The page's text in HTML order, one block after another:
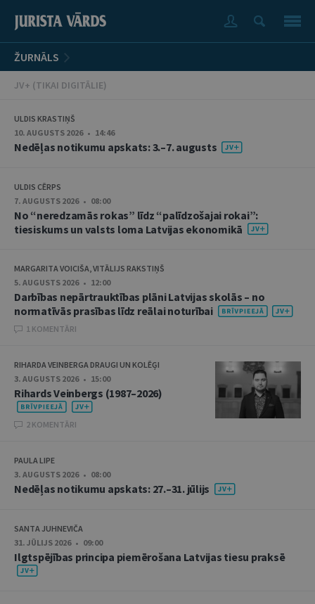
ŽURNĀLS
JV+ (TIKAI DIGITĀLIE)
ULDIS KRASTIŅŠ
10. AUGUSTS 2026 • 14:46
Nedēļas notikumu apskats: 3.–7. augusts
ULDIS CĒRPS
7. AUGUSTS 2026 • 08:00
No “neredzamās rokas” līdz “palīdzošajai rokai”:
tiesiskums un valsts loma Latvijas ekonomikā
MARGARITA VOICIŠA, VITĀLIJS RAKSTIŅŠ
5. AUGUSTS 2026 • 12:00
Darbības nepārtrauktības plāni Latvijas skolās – no
normatīvās prasības līdz reālai noturībai
1 KOMENTĀRI
RIHARDA VEINBERGA DRAUGI UN KOLĒĢI
3. AUGUSTS 2026 • 15:00
Rihards Veinbergs (1987–2026)
2 KOMENTĀRI
PAULA LIPE
3. AUGUSTS 2026 • 08:00
Nedēļas notikumu apskats: 27.–31. jūlijs
SANTA JUHNEVIČA
31. JŪLIJS 2026 • 09:00
Ilgtspējības principa piemērošana Latvijas tiesu praksē